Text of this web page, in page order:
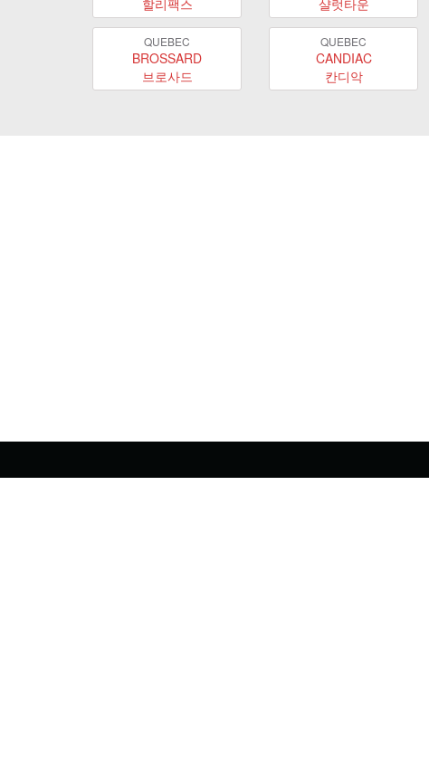
QUEBEC
BROSSARD
브로사드
QUEBEC
CANDIAC
칸디악